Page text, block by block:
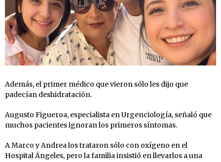
Además, el primer médico que vieron sólo les dijo que
padecían deshidratación.
Augusto Figueroa, especialista en Urgenciología, señaló que
muchos pacientes ignoran los primeros síntomas.
A Marco y Andrea los trataron sólo con oxígeno en el
Hospital Ángeles, pero la familia insistió en llevarlos a una